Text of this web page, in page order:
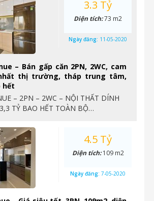
– Bán gấp căn 2PN, 2WC, cam
thị trường, tháp trung tâm,
hết
– 2PN – 2WC – NỘI THẤT DÍNH
TỶ BAO HẾT TOÀN BỘ…
3.3 Tỷ
Diện tích:73 m2
Ngày đăng: 11-05-2020
4.5 Tỷ
Diện tích:109 m2
Ngày đăng: 7-05-2020